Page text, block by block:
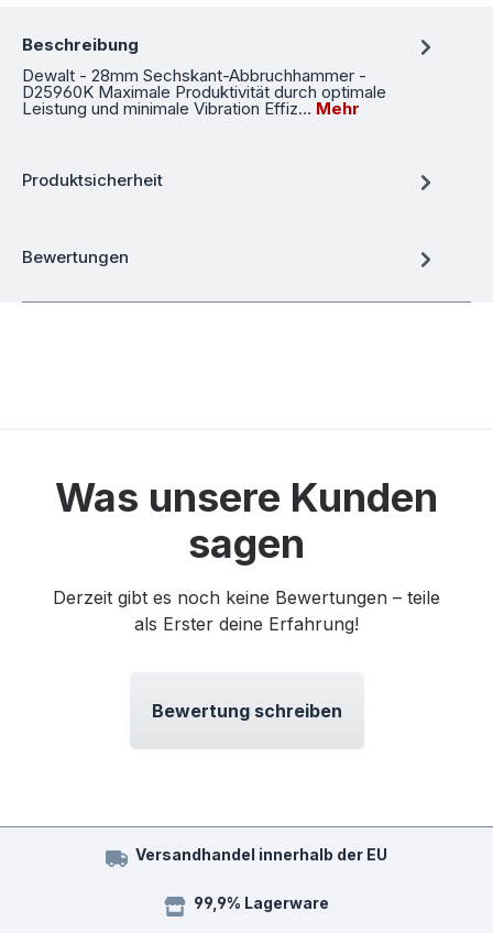
Beschreibung
Dewalt - 28mm Sechskant-Abbruchhammer -
D25960K Maximale Produktivität durch optimale
Leistung und minimale Vibration Effiz… Mehr
Produktsicherheit
Bewertungen
Was unsere Kunden
sagen
Derzeit gibt es noch keine Bewertungen – teile
als Erster deine Erfahrung!
Bewertung schreiben
Versandhandel innerhalb der EU
99,9% Lagerware